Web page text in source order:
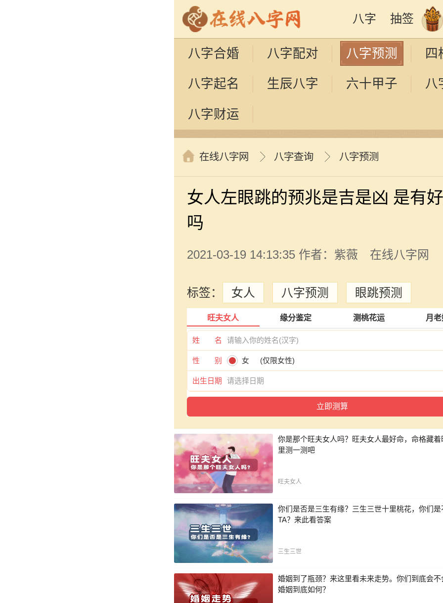
八字 抽签
八字合婚 八字配对 八字预测 四
八字起名 生辰八字 六十甲子 八
八字财运
在线八字网 八字查询 八字预测
女人左眼跳的预兆是吉是凶 是有
吗
2021-03-19 14:13:35 作者：紫薇 在线八字网
标签： 女人 八字预测 眼跳预测
旺夫女人 缘分鉴定 测桃花运 月
姓 名
性 别 女 (仅限女性)
出生日期
你是那个旺夫女人吗？旺夫女人最好命，命格藏
里测一测吧
旺夫女人
你们是否是三生有缘？三生三世十里桃花，你们是
TA？来此看答案
三生三世
婚姻到了瓶颈？来这里看未来走势。你们到底会
婚姻到底如何？